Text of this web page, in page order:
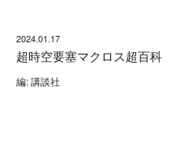
2024.01.17
超時空要塞マクロス超百科
編: 講談社